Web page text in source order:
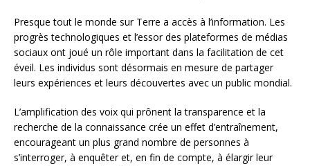
Presque tout le monde sur Terre a accès à l’information. Les
progrès technologiques et l’essor des plateformes de médias
sociaux ont joué un rôle important dans la facilitation de cet
éveil. Les individus sont désormais en mesure de partager
leurs expériences et leurs découvertes avec un public mondial.
L’amplification des voix qui prônent la transparence et la
recherche de la connaissance crée un effet d’entraînement,
encourageant un plus grand nombre de personnes à
s’interroger, à enquêter et, en fin de compte, à élargir leur